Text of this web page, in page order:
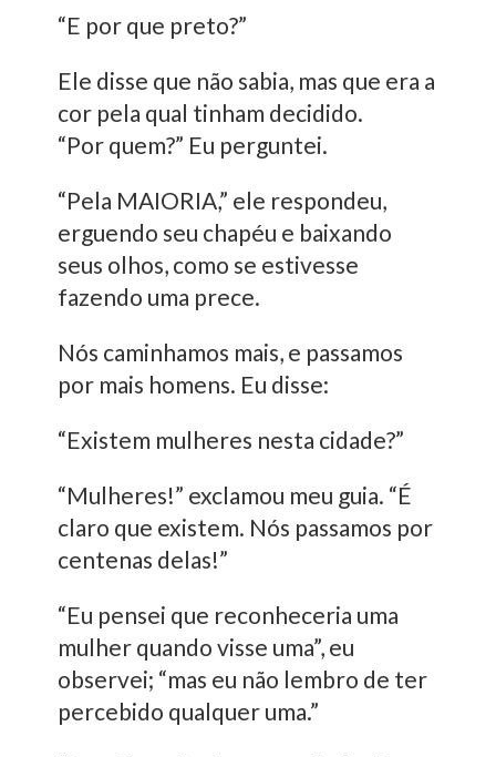
“E por que preto?”
Ele disse que não sabia, mas que era a
cor pela qual tinham decidido.
“Por quem?” Eu perguntei.
“Pela MAIORIA,” ele respondeu,
erguendo seu chapéu e baixando
seus olhos, como se estivesse
fazendo uma prece.
Nós caminhamos mais, e passamos
por mais homens. Eu disse:
“Existem mulheres nesta cidade?”
“Mulheres!” exclamou meu guia. “É
claro que existem. Nós passamos por
centenas delas!”
“Eu pensei que reconheceria uma
mulher quando visse uma”, eu
observei; “mas eu não lembro de ter
percebido qualquer uma.”